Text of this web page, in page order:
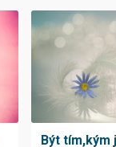
Být tím,kým